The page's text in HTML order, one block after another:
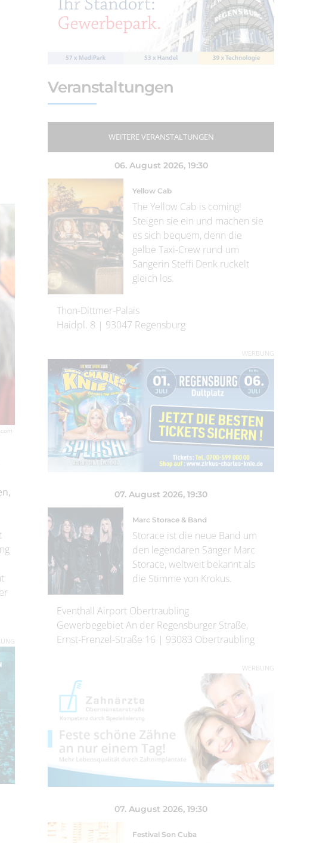
Veranstaltungen
WEITERE VERANSTALTUNGEN
06. August 2026, 19:30
Yellow Cab
The Yellow Cab is coming!
Steigen sie ein und machen sie
es sich bequem, denn die
gelbe Taxi-Crew rund um
Sängerin Steffi Denk ruckelt
gleich los.
Thon-Dittmer-Palais
Haidpl. 8 | 93047 Regensburg
WERBUNG
07. August 2026, 19:30
Marc Storace & Band
Storace ist die neue Band um
den legendären Sänger Marc
Storace, weltweit bekannt als
die Stimme von Krokus.
Eventhall Airport Obertraubling
Gewerbegebiet An der Regensburger Straße,
Ernst-Frenzel-Straße 16 | 93083 Obertraubling
WERBUNG
07. August 2026, 19:30
Festival Son Cuba